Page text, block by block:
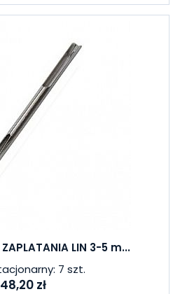
ZAPLATANIA LIN 3-5 m...
7 szt.
48,20 zł